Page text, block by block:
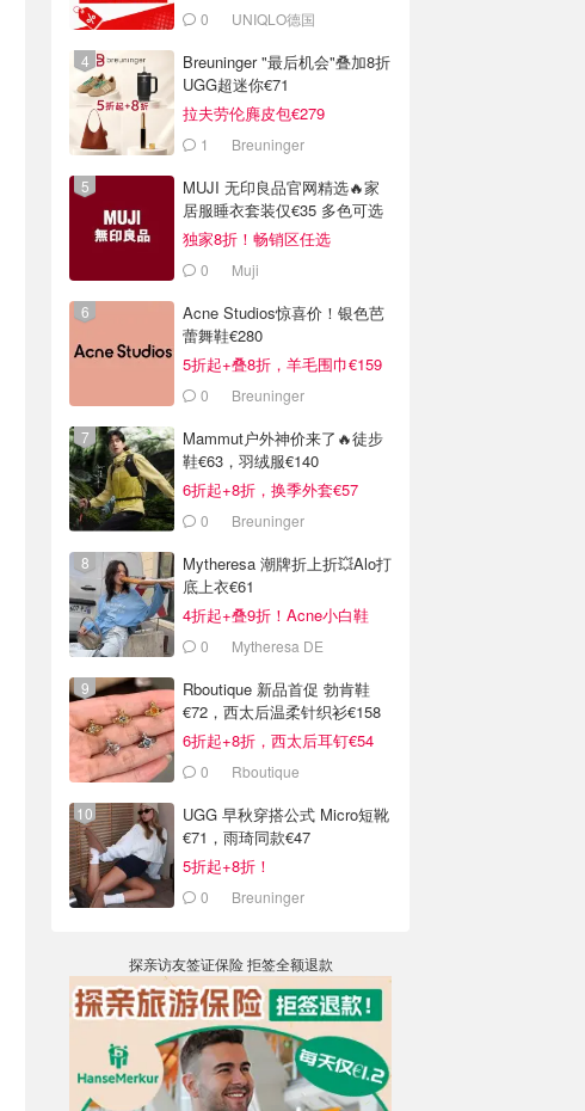
0 UNIQLO德国
Breuninger "最后机会"叠加8折
UGG超迷你€71
拉夫劳伦麂皮包€279
1 Breuninger
MUJI 无印良品官网精选🔥家
居服睡衣套装仅€35 多色可选
独家8折！畅销区任选
0 Muji
Acne Studios惊喜价！银色芭
蕾舞鞋€280
5折起+叠8折，羊毛围巾€159
0 Breuninger
Mammut户外神价来了🔥徒步
鞋€63，羽绒服€140
6折起+8折，换季外套€57
0 Breuninger
Mytheresa 潮牌折上折💥Alo打
底上衣€61
4折起+叠9折！Acne小白鞋
€2640 Mytheresa DE
Rboutique 新品首促 勃肯鞋
€72，西太后温柔针织衫€158
6折起+8折，西太后耳钉€54
0 Rboutique
UGG 早秋穿搭公式 Micro短靴
€71，雨琦同款€47
5折起+8折！
0 Breuninger
探亲访友签证保险 拒签全额退款